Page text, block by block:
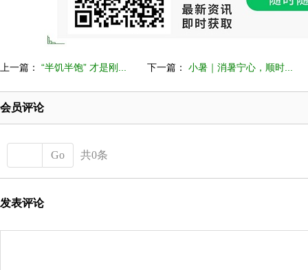
上一篇： “半饥半饱” 才是刚... 下一篇： 小暑｜消暑宁心，顺时...
会员评论
Go 共0条
发表评论